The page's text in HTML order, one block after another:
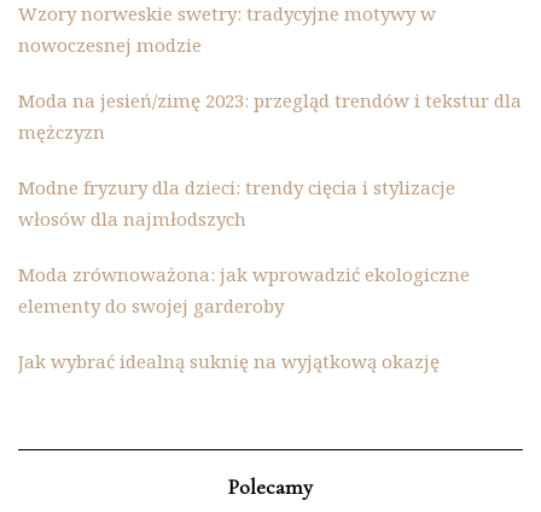
Wzory norweskie swetry: tradycyjne motywy w
nowoczesnej modzie
Moda na jesień/zimę 2023: przegląd trendów i tekstur dla
mężczyzn
Modne fryzury dla dzieci: trendy cięcia i stylizacje
włosów dla najmłodszych
Moda zrównoważona: jak wprowadzić ekologiczne
elementy do swojej garderoby
Jak wybrać idealną suknię na wyjątkową okazję
Polecamy